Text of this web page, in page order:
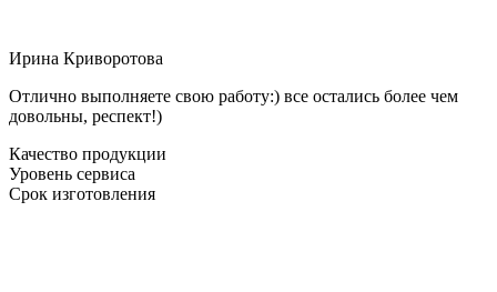
Ирина Криворотова
Отлично выполняете свою работу:) все остались более чем
довольны, респект!)
Качество продукции
Уровень сервиса
Срок изготовления